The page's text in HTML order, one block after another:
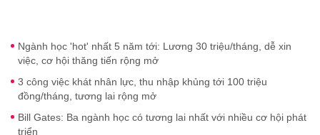
Ngành học 'hot' nhất 5 năm tới: Lương 30 triệu/tháng, dễ xin
việc, cơ hội thăng tiến rộng mở
3 công việc khát nhân lực, thu nhập khủng tới 100 triệu
đồng/tháng, tương lai rộng mở
Bill Gates: Ba ngành học có tương lai nhất với nhiều cơ hội phát
triển